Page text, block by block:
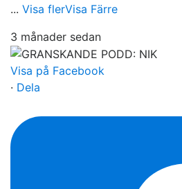
... Visa flerVisa Färre
3 månader sedan
Visa på Facebook
· Dela